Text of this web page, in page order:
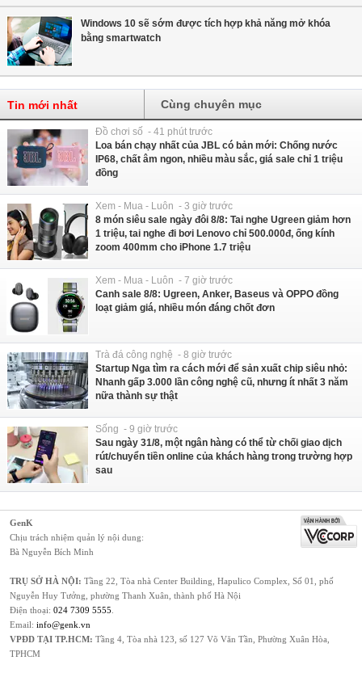
Windows 10 sẽ sớm được tích hợp khả năng mở khóa
bằng smartwatch
Tin mới nhất Cùng chuyên mục
Đồ chơi số - 41 phút trước
Loa bán chạy nhất của JBL có bản mới: Chống nước
IP68, chất âm ngon, nhiều màu sắc, giá sale chỉ 1 triệu
đồng
Xem - Mua - Luôn - 3 giờ trước
8 món siêu sale ngày đôi 8/8: Tai nghe Ugreen giảm hơn
1 triệu, tai nghe đi bơi Lenovo chỉ 500.000đ, ống kính
zoom 400mm cho iPhone 1.7 triệu
Xem - Mua - Luôn - 7 giờ trước
Canh sale 8/8: Ugreen, Anker, Baseus và OPPO đồng
loạt giảm giá, nhiều món đáng chốt đơn
Trà đá công nghệ - 8 giờ trước
Startup Nga tìm ra cách mới để sản xuất chip siêu nhỏ:
Nhanh gấp 3.000 lần công nghệ cũ, nhưng ít nhất 3 năm
nữa thành sự thật
Sống - 9 giờ trước
Sau ngày 31/8, một ngân hàng có thể từ chối giao dịch
rút/chuyển tiền online của khách hàng trong trường hợp
sau
GenK
Chịu trách nhiệm quản lý nội dung:
Bà Nguyễn Bích Minh
TRỤ SỞ HÀ NỘI: Tầng 22, Tòa nhà Center Building, Hapulico Complex, Số 01, phố
Nguyễn Huy Tưởng, phường Thanh Xuân, thành phố Hà Nội
Điện thoại: 024 7309 5555
Email: info@genk.vn
VPĐD TẠI TP.HCM: Tầng 4, Tòa nhà 123, số 127 Võ Văn Tần, Phường Xuân Hòa,
TPHCM